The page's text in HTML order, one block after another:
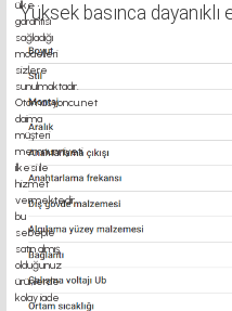
Yüksek basınca